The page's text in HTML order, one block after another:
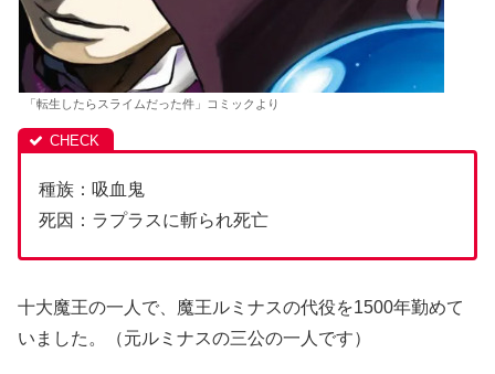
「転生したらスライムだった件」コミックより
種族：吸血鬼
死因：ラプラスに斬られ死亡
十大魔王の一人で、魔王ルミナスの代役を1500年勤めて
いました。（元ルミナスの三公の一人です）